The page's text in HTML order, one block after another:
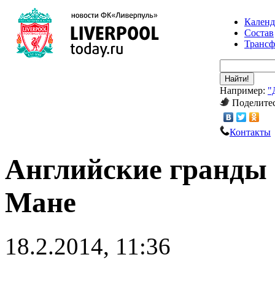
Состав
Найти!
Например:
Контакты
Английские гранды
Мане
18.2.2014, 11:36